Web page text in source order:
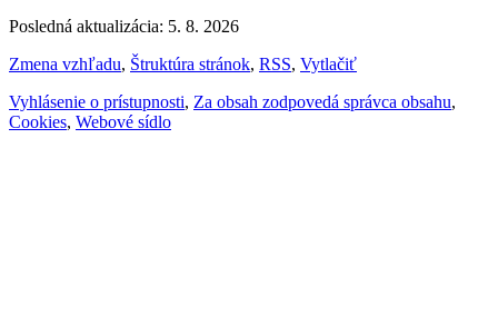
Posledná aktualizácia: 5. 8. 2026
Zmena vzhľadu, Štruktúra stránok, RSS, Vytlačiť
Vyhlásenie o prístupnosti, Za obsah zodpovedá správca obsahu,
Cookies, Webové sídlo